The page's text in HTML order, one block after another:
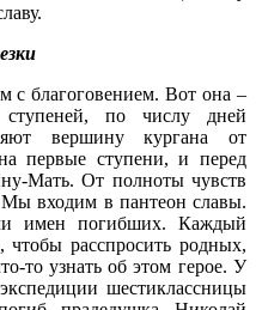
благоговением. Вот она –
по числу дней
вершину кургана от
первые ступени, и перед
Мать. От полноты чувств
Мы входим в пантеон славы.
имен погибших. Каждый
расспросить родных,
то узнать об этом герое. У
шестиклассницы